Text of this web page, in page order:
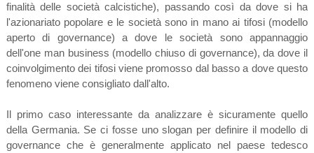
finalità delle società calcistiche), passando così da dove si ha
l'azionariato popolare e le società sono in mano ai tifosi (modello
aperto di governance) a dove le società sono appannaggio
dell'one man business (modello chiuso di governance), da dove il
coinvolgimento dei tifosi viene promosso dal basso a dove questo
fenomeno viene consigliato dall'alto.
Il primo caso interessante da analizzare è sicuramente quello
della Germania. Se ci fosse uno slogan per definire il modello di
governance che è generalmente applicato nel paese tedesco